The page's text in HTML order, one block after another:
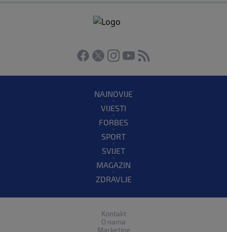
NAJNOVIJE
VIJESTI
FORBES
SPORT
SVIJET
MAGAZIN
ZDRAVLJE
Kontakt
O nama
Marketing